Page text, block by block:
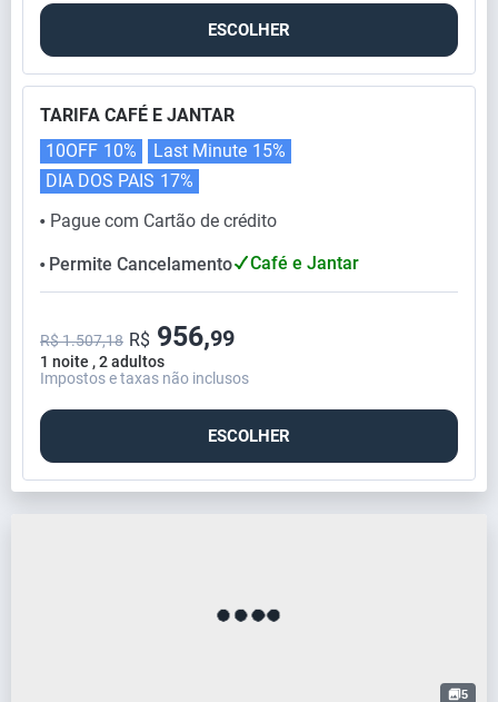
ESCOLHER
TARIFA CAFÉ E JANTAR
⬤ Pague com Cartão de crédito
10OFF 10% Last Minute 15%
DIA DOS PAIS 17%
⬤ Permite Cancelamento Café e Jantar
1 noite , 2 adultos
R$ 1.507,18 R$ 956,99
Impostos e taxas não inclusos
ESCOLHER
5